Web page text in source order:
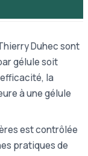
Duhec sont
gélule soit
la
à une gélule
est contrôlée
pratiques de